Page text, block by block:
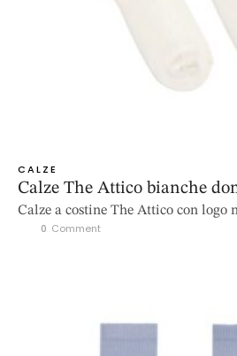
CALZE
Calze The Attico bianche
Calze a costine The Attico con logo
0 Comment